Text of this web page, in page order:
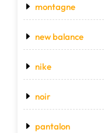
montagne
new balance
nike
noir
pantalon